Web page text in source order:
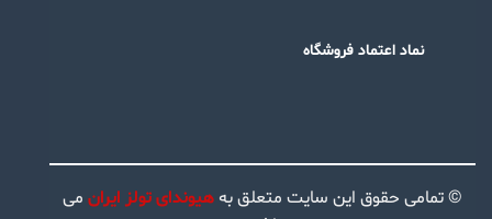
نماد اعتماد فروشگاه
© تمامی حقوق این سایت متعلق به هیوندای تولز ایران می